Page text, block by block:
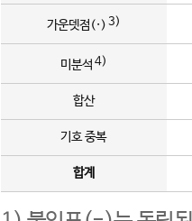
가운뎃점(·) 3)
미분석 4)
합산
기호 중복
합계